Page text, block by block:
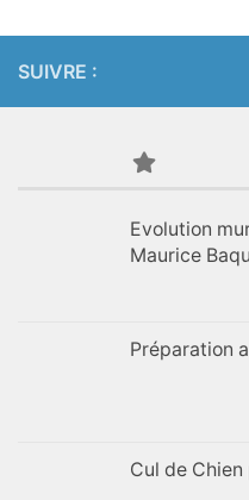
SUIVRE :
Evolution
Maurice
Préparation
Cul de